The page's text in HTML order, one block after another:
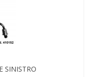
SINISTRO